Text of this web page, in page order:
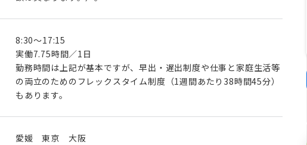
8:30～17:15
実働7.75時間／1日
勤務時間は上記が基本ですが、早出・遅出制度や仕事と家庭生活等
の両立のためのフレックスタイム制度（1週間あたり38時間45分）
もあります。
愛媛 東京 大阪